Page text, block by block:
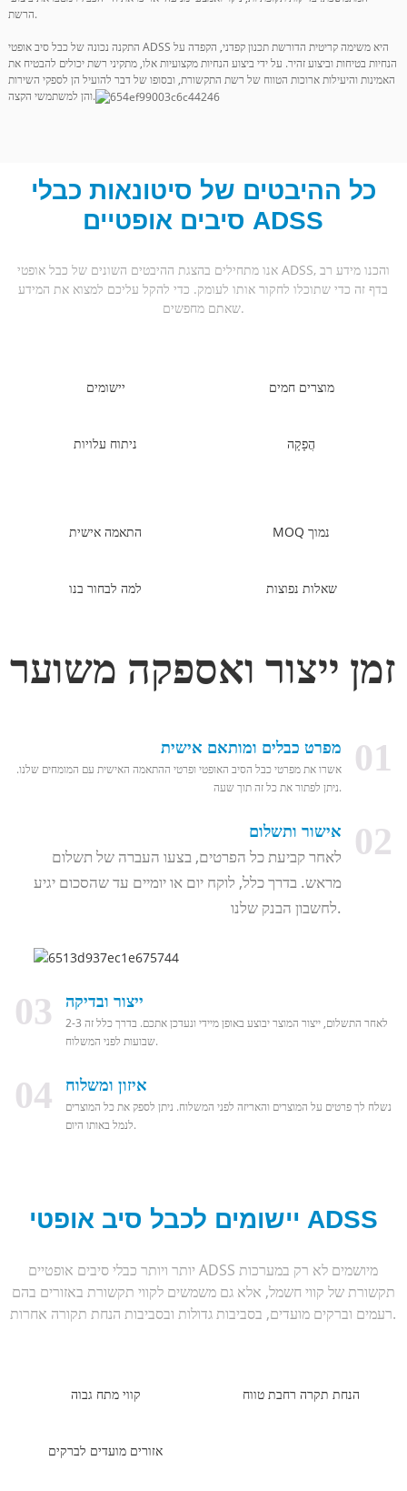
הרשת.
התקנה נכונה של כבל סיב אופטי ADSS היא משימה קריטית הדורשת תכנון קפדני, הקפדה על
הנחיות בטיחות וביצוע זהיר. על ידי ביצוע הנחיות מקצועיות אלו, מתקיני רשת יכולים להבטיח את
האמינות והיעילות ארוכות הטווח של רשת התקשורת, ובסופו של דבר להועיל הן לספקי השירות
והן למשתמשי הקצה.
כל ההיבטים של סיטונאות כבלי
סיבים אופטיים ADSS
אנו מתחילים בהצגת ההיבטים השונים של כבל אופטי ADSS, והכנו מידע רב
בדף זה כדי שתוכלו לחקור אותו לעומק. כדי להקל עליכם למצוא את המידע
שאתם מחפשים.
יישומים מוצרים חמים
ניתוח עלויות הֲפָקָה
התאמה אישית MOQ נמוך
למה לבחור בנו שאלות נפוצות
זמן ייצור ואספקה ​​משוער
01 מפרט כבלים ומותאם אישית
אשרו את מפרטי כבל הסיב האופטי ופרטי ההתאמה האישית עם המומחים שלנו.
ניתן לפתור את כל זה תוך שעה.
02 אישור ותשלום
לאחר קביעת כל הפרטים, בצעו העברה של תשלום
מראש. בדרך כלל, לוקח יום או יומיים עד שהסכום יגיע
לחשבון הבנק שלנו.
03 ייצור ובדיקה
לאחר התשלום, ייצור המוצר יבוצע באופן מיידי ונעדכן אתכם. בדרך כלל זה 2-3
שבועות לפני המשלוח.
04 איזון ומשלוח
נשלח לך פרטים על המוצרים והאריזה לפני המשלוח. ניתן לספק את כל המוצרים
לנמל באותו היום.
יישומים לכבל סיב אופטי ADSS
יותר ויותר כבלי סיבים אופטיים ADSS מיושמים לא רק במערכות
תקשורת של קווי חשמל, אלא גם משמשים לקווי תקשורת באזורים בהם
רעמים וברקים מועדים, בסביבות גדולות ובסביבות הנחת תקורה אחרות.
קווי מתח גבוה הנחת תקרה רחבת טווח
אזורים מועדים לברקים